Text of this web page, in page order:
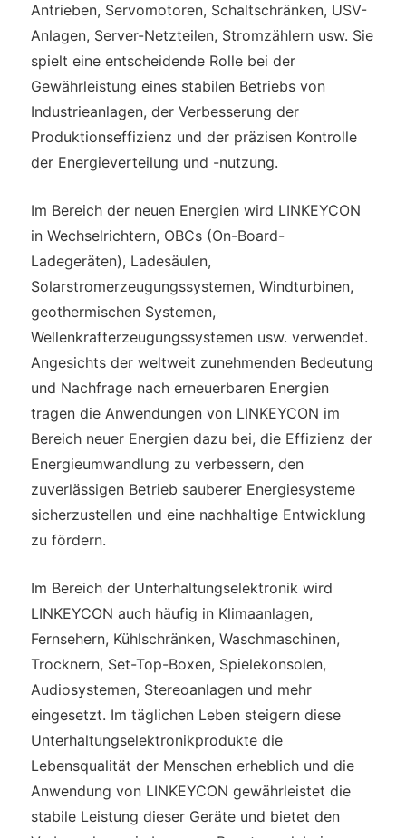
Antrieben, Servomotoren, Schaltschränken, USV-
Anlagen, Server-Netzteilen, Stromzählern usw. Sie
spielt eine entscheidende Rolle bei der
Gewährleistung eines stabilen Betriebs von
Industrieanlagen, der Verbesserung der
Produktionseffizienz und der präzisen Kontrolle
der Energieverteilung und -nutzung.
Im Bereich der neuen Energien wird LINKEYCON
in Wechselrichtern, OBCs (On-Board-
Ladegeräten), Ladesäulen,
Solarstromerzeugungssystemen, Windturbinen,
geothermischen Systemen,
Wellenkrafterzeugungssystemen usw. verwendet.
Angesichts der weltweit zunehmenden Bedeutung
und Nachfrage nach erneuerbaren Energien
tragen die Anwendungen von LINKEYCON im
Bereich neuer Energien dazu bei, die Effizienz der
Energieumwandlung zu verbessern, den
zuverlässigen Betrieb sauberer Energiesysteme
sicherzustellen und eine nachhaltige Entwicklung
zu fördern.
Im Bereich der Unterhaltungselektronik wird
LINKEYCON auch häufig in Klimaanlagen,
Fernsehern, Kühlschränken, Waschmaschinen,
Trocknern, Set-Top-Boxen, Spielekonsolen,
Audiosystemen, Stereoanlagen und mehr
eingesetzt. Im täglichen Leben steigern diese
Unterhaltungselektronikprodukte die
Lebensqualität der Menschen erheblich und die
Anwendung von LINKEYCON gewährleistet die
stabile Leistung dieser Geräte und bietet den